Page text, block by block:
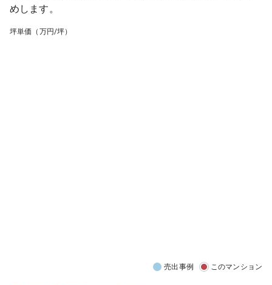
めします。
坪単価（万円/坪）
売出事例 このマンション